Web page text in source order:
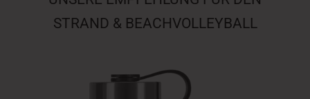
STRAND & BEACHVOLLEYBALL